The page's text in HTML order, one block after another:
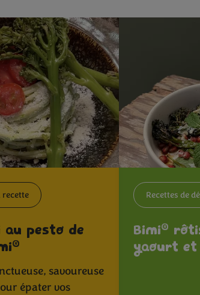
au pesto de
®
savoureuse
épater vos
Recettes de
Bimi®
yaourt et